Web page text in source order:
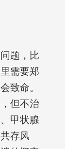
题，比
需要郑
致命。
但不治
甲状腺
存风